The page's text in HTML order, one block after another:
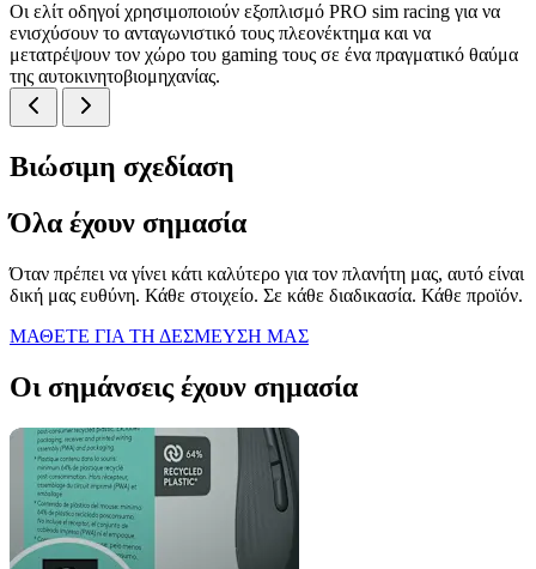
Οι ελίτ οδηγοί χρησιμοποιούν εξοπλισμό PRO sim racing για να
ενισχύσουν το ανταγωνιστικό τους πλεονέκτημα και να
μετατρέψουν τον χώρο του gaming τους σε ένα πραγματικό θαύμα
της αυτοκινητοβιομηχανίας.
Βιώσιμη σχεδίαση
Όλα έχουν σημασία
Όταν πρέπει να γίνει κάτι καλύτερο για τον πλανήτη μας, αυτό είναι
δική μας ευθύνη. Κάθε στοιχείο. Σε κάθε διαδικασία. Κάθε προϊόν.
ΜΑΘΕΤΕ ΓΙΑ ΤΗ ΔΕΣΜΕΥΣΗ ΜΑΣ
Οι σημάνσεις έχουν σημασία